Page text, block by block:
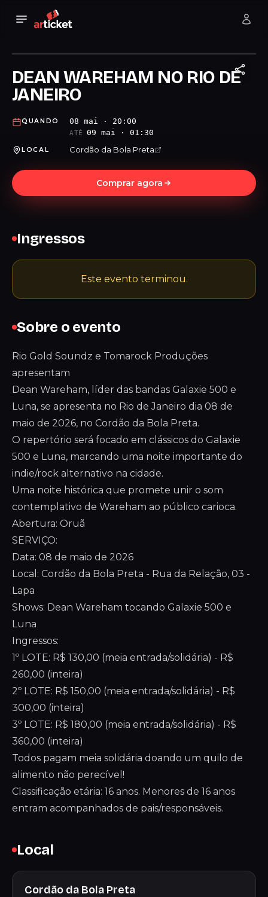
DEAN WAREHAM NO RIO DE
JANEIRO
QUANDO 08 mai · 20:00
ATÉ 09 mai · 01:30
LOCAL Cordão da Bola Preta
Comprar agora
Sobre o evento
Rio Gold Soundz e Tomarock Produções
apresentam
Dean Wareham, líder das bandas Galaxie 500 e
Luna, se apresenta no Rio de Janeiro dia 08 de
maio de 2026, no Cordão da Bola Preta.
O repertório será focado em clássicos do Galaxie
500 e Luna, marcando uma noite importante do
indie/rock alternativo na cidade.
Uma noite histórica que promete unir o som
contemplativo de Wareham ao público carioca.
Abertura: Oruã
SERVIÇO:
Data: 08 de maio de 2026
Local: Cordão da Bola Preta - Rua da Relação, 03 -
Lapa
Shows: Dean Wareham tocando Galaxie 500 e
Luna
Ingressos:
1º LOTE: R$ 130,00 (meia entrada/solidária) - R$
260,00 (inteira)
2º LOTE: R$ 150,00 (meia entrada/solidária) - R$
300,00 (inteira)
3º LOTE: R$ 180,00 (meia entrada/solidária) - R$
360,00 (inteira)
Todos pagam meia solidária doando um quilo de
alimento não perecível!
Classificação etária: 16 anos. Menores de 16 anos
entram acompanhados de pais/responsáveis.
Local
Cordão da Bola Preta
Ingressos
Este evento terminou.